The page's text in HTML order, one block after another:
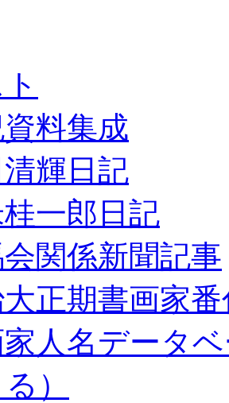
料集成
輝日記
一郎日記
関係新聞記事
正期書画家
人名データ
）